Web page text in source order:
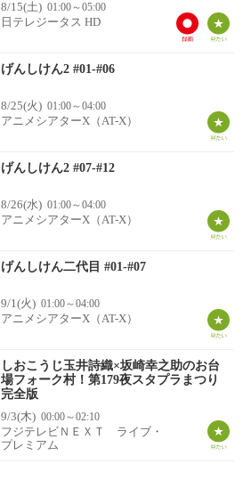
8/15(土) 01:00～05:00
日テレジータス HD
げんしけん2 #01-#06
8/25(火) 01:00～04:00
アニメシアターX（AT-X）
げんしけん2 #07-#12
8/26(水) 01:00～04:00
アニメシアターX（AT-X）
げんしけん二代目 #01-#07
9/1(火) 01:00～04:00
アニメシアターX（AT-X）
しおこうじ玉井詩織×坂崎幸之助のお台
場フォーク村！第179夜スタプラまつり
完全版
9/3(木) 00:00～02:10
フジテレビＮＥＸＴ ライブ・
プレミアム